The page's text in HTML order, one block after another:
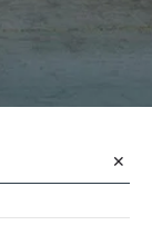
✕